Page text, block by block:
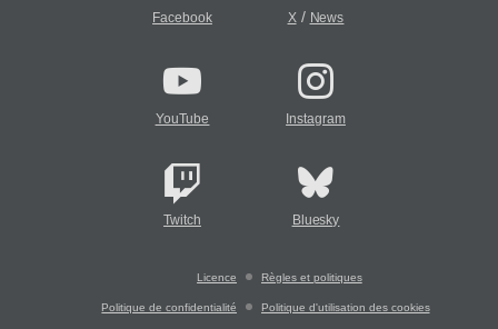
Facebook X/ News
YouTube Instagram
Twitch Bluesky
Licence Règles et politiques
Politique de confidentialité Politique d'utilisation des cookies